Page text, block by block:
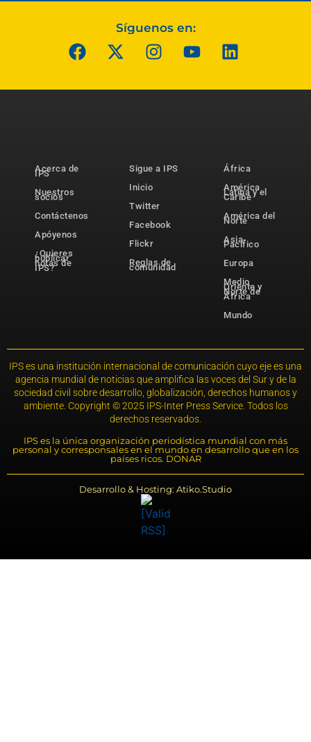
Síguenos en:
Acerca de
IPS
Nuestros
socios
Contáctenos
Apóyenos
¿Quieres
publicar
notas de
IPS?
Sigue a IPS
Inicio
Twitter
Facebook
Flickr
Reglas de
comunidad
África
América
Latina y el
Caribe
América del
Norte
Asia-
Pacífico
Europa
Medio
Oriente y
Norte de
África
Mundo
IPS es una institución internacional de comunicación cuyo eje es una
agencia mundial de noticias que amplifica las voces del Sur y de la
sociedad civil sobre desarrollo, globalización, derechos humanos y
ambiente. Copyright © 2025 IPS-Inter Press Service. Todos los
derechos reservados.
IPS es la única organización periodística mundial con más
personal y corresponsales en el mundo en desarrollo que en los
países ricos. DONAR
Desarrollo & Hosting: Atiko.Studio